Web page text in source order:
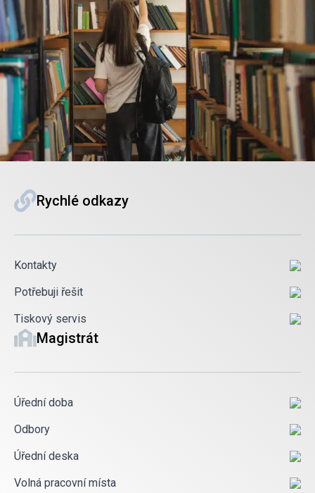
Rychlé odkazy
Kontakty
Potřebuji řešit
Tiskový servis
Magistrát
Úřední doba
Odbory
Úřední deska
Volná pracovní místa